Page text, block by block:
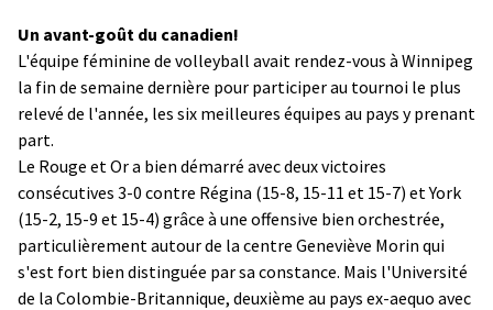
Un avant-goût du canadien!
L'équipe féminine de volleyball avait rendez-vous à Winnipeg
la fin de semaine dernière pour participer au tournoi le plus
relevé de l'année, les six meilleures équipes au pays y prenant
part.
Le Rouge et Or a bien démarré avec deux victoires
consécutives 3-0 contre Régina (15-8, 15-11 et 15-7) et York
(15-2, 15-9 et 15-4) grâce à une offensive bien orchestrée,
particulièrement autour de la centre Geneviève Morin qui
s'est fort bien distinguée par sa constance. Mais l'Université
de la Colombie-Britannique, deuxième au pays ex-aequo avec